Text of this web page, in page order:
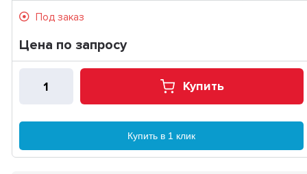
Под заказ
Цена по запросу
Купить
Купить в 1 клик